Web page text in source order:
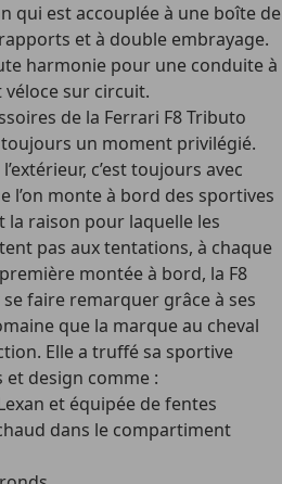
qui est accouplée à une boîte de
et à double embrayage.
harmonie pour une conduite à
sur circuit.
de la Ferrari F8 Tributo
un moment privilégié.
c’est toujours avec
l’on monte à bord des sportives
la raison pour laquelle les
pas aux tentations, à chaque
montée à bord, la F8
faire remarquer grâce à ses
que la marque au cheval
Elle a truffé sa sportive
et design comme :
et équipée de fentes
dans le compartiment